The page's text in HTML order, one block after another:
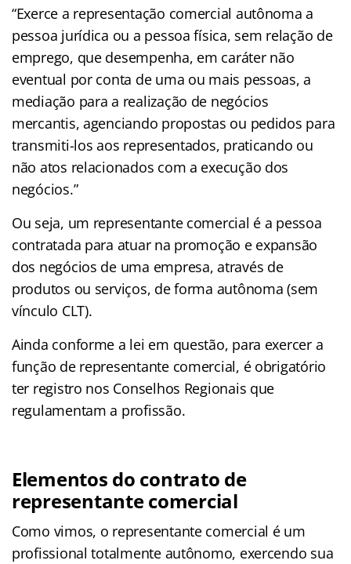
“Exerce a representação comercial autônoma a
pessoa jurídica ou a pessoa física, sem relação de
emprego, que desempenha, em caráter não
eventual por conta de uma ou mais pessoas, a
mediação para a realização de negócios
mercantis, agenciando propostas ou pedidos para
transmiti-los aos representados, praticando ou
não atos relacionados com a execução dos
negócios.”
Ou seja, um representante comercial é a pessoa
contratada para atuar na promoção e expansão
dos negócios de uma empresa, através de
produtos ou serviços, de forma autônoma (sem
vínculo CLT).
Ainda conforme a lei em questão, para exercer a
função de representante comercial, é obrigatório
ter registro nos Conselhos Regionais que
regulamentam a profissão.
Elementos do contrato de
representante comercial
Como vimos, o representante comercial é um
profissional totalmente autônomo, exercendo sua